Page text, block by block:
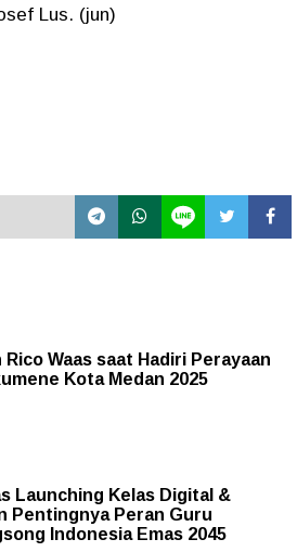
Lus. (jun)
Rico Waas saat Hadiri Perayaan
Kota Medan 2025
Launching Kelas Digital &
Pentingnya Peran Guru
Indonesia Emas 2045